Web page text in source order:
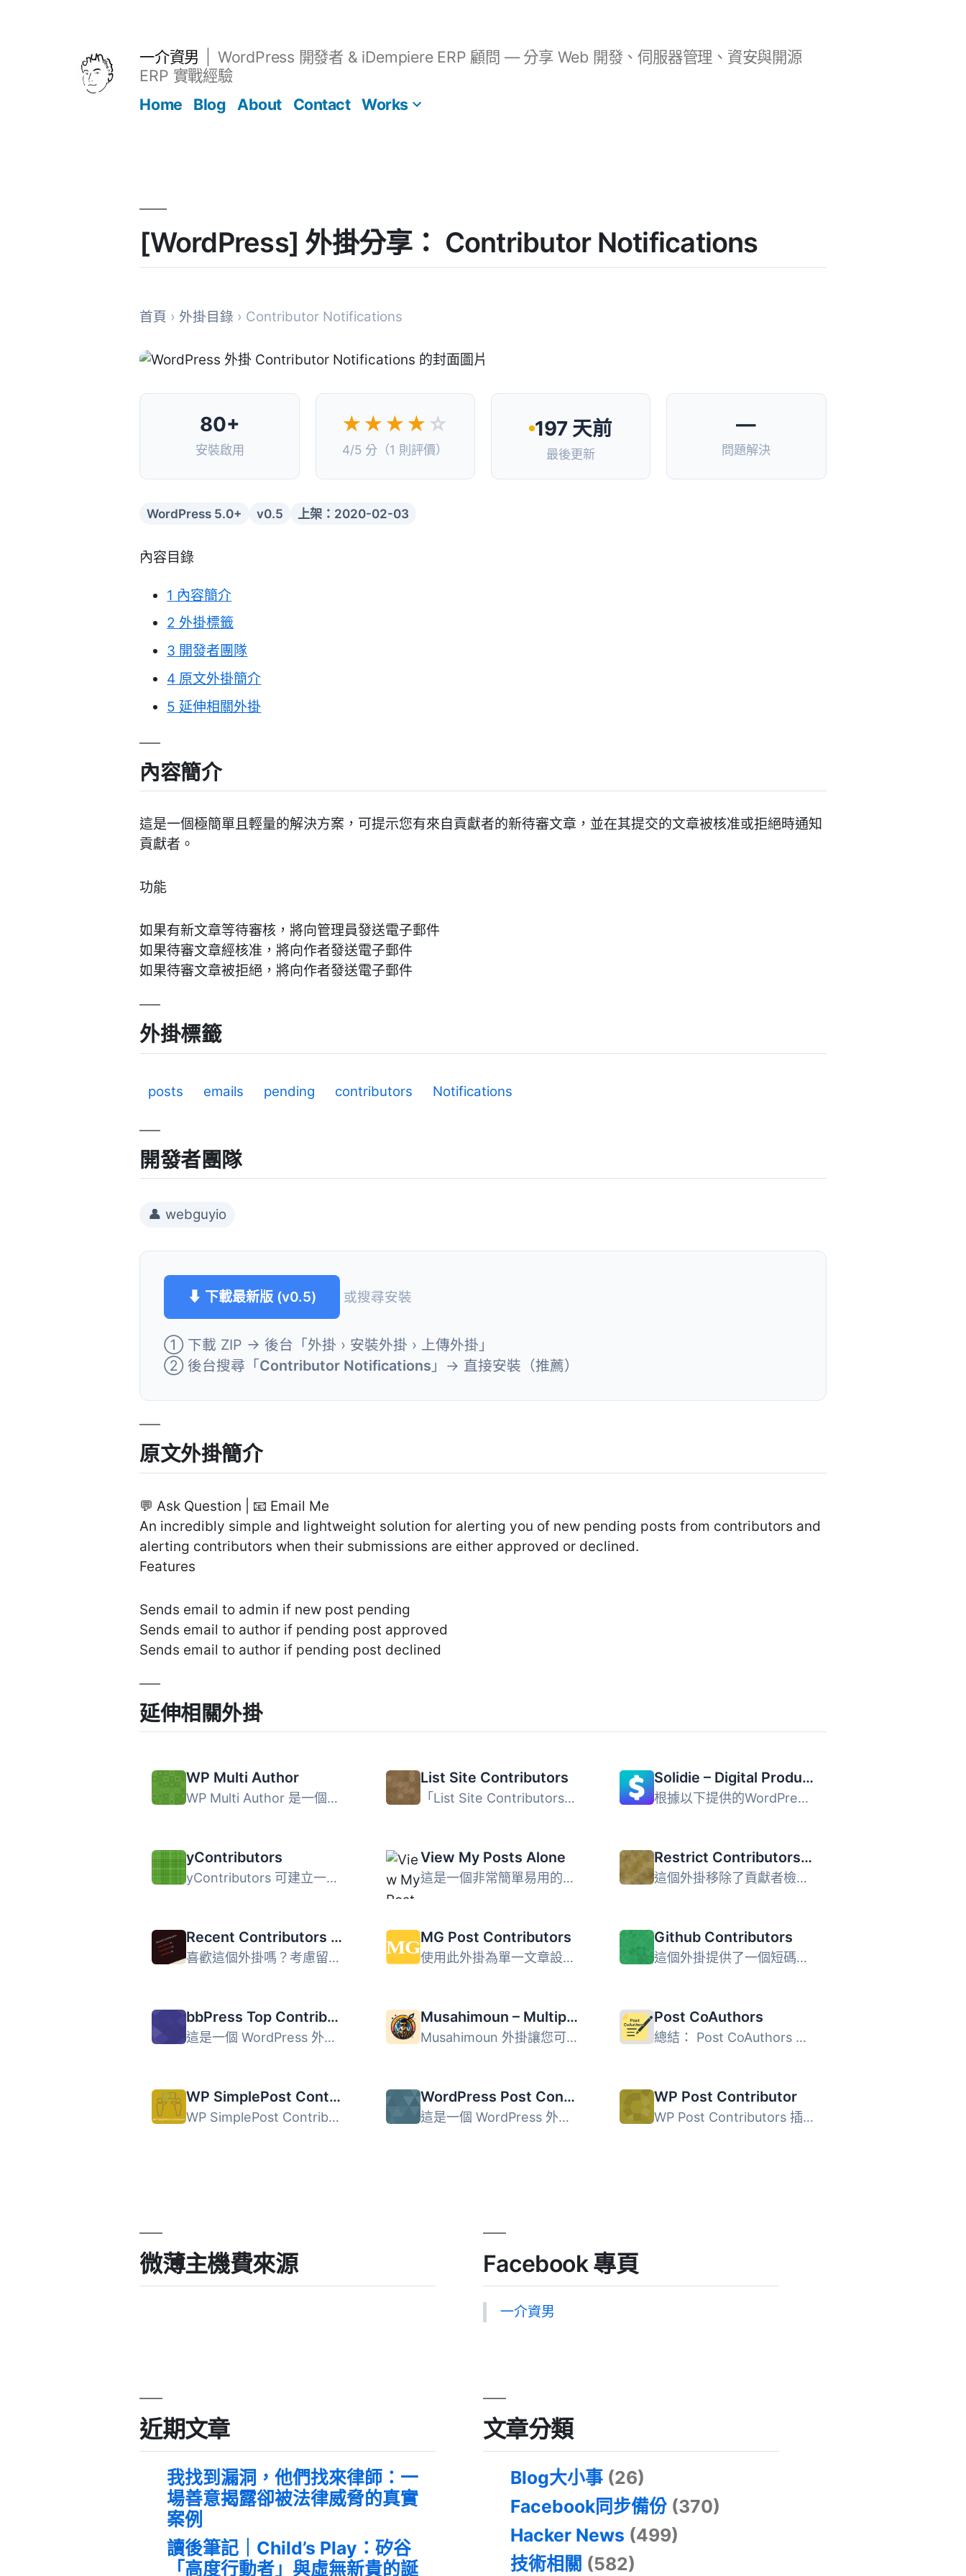
一介資男
WordPress 開發者 & iDempiere ERP 顧問 — 分享 Web 開發、伺服器管理、資安與開源
ERP 實戰經驗
Home
Blog About Contact Works
[WordPress] 外掛分享： Contributor Notifications
首頁 › 外掛目錄 › Contributor Notifications
80+
安裝啟用
★★★★ ☆
4/5 分（1 則評價）
197 天前
最後更新
—
問題解決
WordPress 5.0+ v0.5 上架：2020-02-03
內容目錄
1 內容簡介
2 外掛標籤
3 開發者團隊
4 原文外掛簡介
5 延伸相關外掛
內容簡介
這是一個極簡單且輕量的解決方案，可提示您有來自貢獻者的新待審文章，並在其提交的文章被核准或拒絕時通知
貢獻者。
功能
如果有新文章等待審核，將向管理員發送電子郵件
如果待審文章經核准，將向作者發送電子郵件
如果待審文章被拒絕，將向作者發送電子郵件
外掛標籤
posts emails pending contributors Notifications
開發者團隊
👤 webguyio
⬇ 下載最新版 (v0.5) 或搜尋安裝
① 下載 ZIP → 後台「外掛 › 安裝外掛 › 上傳外掛」
② 後台搜尋「Contributor Notifications 」→ 直接安裝（推薦）
原文外掛簡介
💬 Ask Question | 📧 Email Me
An incredibly simple and lightweight solution for alerting you of new pending posts from contributors and
alerting contributors when their submissions are either approved or declined.
Features
Sends email to admin if new post pending
Sends email to author if pending post approved
Sends email to author if pending post declined
延伸相關外掛
WP Multi Author
WP Multi Author 是一個外掛，可以讓您指派多位貢獻者來編輯...
List Site Contributors
「List Site Contributors」可以讓你列出你的網站貢獻者和作...
Solidie – Digital Product Downloads and Marketplace
根據以下提供的WordPress外掛介紹，以下是文章的摘要: - Sol...
yContributors
yContributors 可建立一個一步驟的作者或貢獻者存檔頁面，讓...
View My Posts Alone
這是一個非常簡單易用的外掛程式之一。View My Posts Alone ...
Restrict Contributors from Scheduled Posts
這個外掛移除了貢獻者檢視或編輯預定文章的能力。它的作用是...
Recent Contributors Widget
喜歡這個外掛嗎？考慮留下快速評論，或者寫下您在網站上如何...
MG Post Contributors
使用此外掛為單一文章設置多位貢獻者。只需在文章編輯器中選...
Github Contributors
這個外掛提供了一個短碼，可以用來顯示所有為任何 Github 倉...
bbPress Top Contributors
這是一個 WordPress 外掛的簡短代碼，可以顯示發表文章最多的...
Musahimoun – Multiple Authors, Guest Authors & Contributors for WordPress Block Themes
Musahimoun 外掛讓您可以輕鬆地在 WordPress 佈景主題中為文...
Post CoAuthors
總結： Post CoAuthors 是一個輕量且經過優化的外掛，讓您可...
WP SimplePost Contributors
WP SimplePost Contributors 外掛可讓您將多位作者新增至一篇...
WordPress Post Contributors
這是一個 WordPress 外掛，可幫助你在 WordPress 帖子中添加...
WP Post Contributor
WP Post Contributors 插件允許您添加多個為文章作出貢獻的作...
微薄主機費來源 Facebook 專頁
一介資男
近期文章
我找到漏洞，他們找來律師：一
場善意揭露卻被法律威脅的真實
案例
讀後筆記｜Child’s Play：矽谷
「高度行動者」與虛無新貴的誕
文章分類
Blog大小事 (26)
Facebook同步備份 (370)
Hacker News (499)
技術相關 (582)